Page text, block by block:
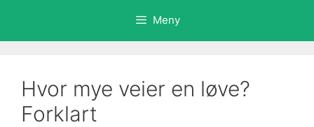
Meny
Hvor mye veier en løve?
Forklart